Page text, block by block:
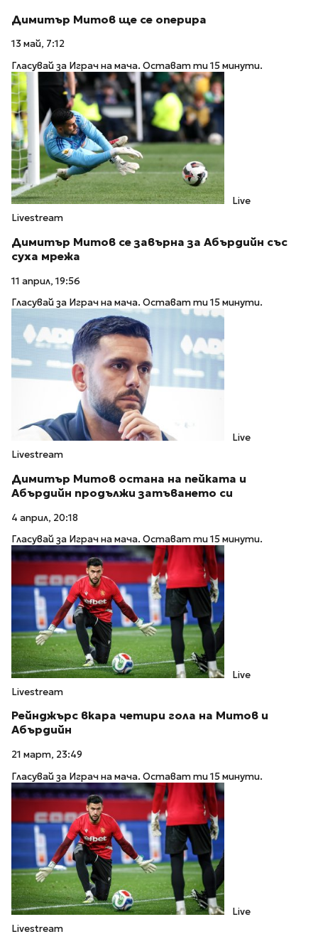
Димитър Митов ще се оперира
13 май, 7:12
Гласувай за Играч на мача. Остават ти 15 минути.
Live
Livestream
Димитър Митов се завърна за Абърдийн със
суха мрежа
11 април, 19:56
Гласувай за Играч на мача. Остават ти 15 минути.
Live
Livestream
Димитър Митов остана на пейката и
Абърдийн продължи затъването си
4 април, 20:18
Гласувай за Играч на мача. Остават ти 15 минути.
Live
Livestream
Рейнджърс вкара четири гола на Митов и
Абърдийн
21 март, 23:49
Гласувай за Играч на мача. Остават ти 15 минути.
Live
Livestream